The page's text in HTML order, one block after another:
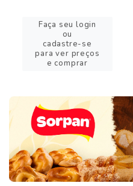
Faça seu login
ou
cadastre-se
para ver preços
e comprar